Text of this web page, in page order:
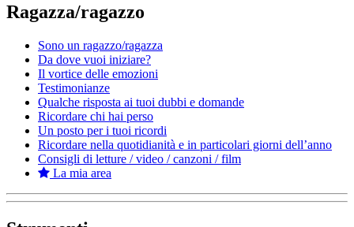
Ragazza/ragazzo
Sono un ragazzo/ragazza
Da dove vuoi iniziare?
Il vortice delle emozioni
Testimonianze
Qualche risposta ai tuoi dubbi e domande
Ricordare chi hai perso
Un posto per i tuoi ricordi
Ricordare nella quotidianità e in particolari giorni dell’anno
Consigli di letture / video / canzoni / film
La mia area